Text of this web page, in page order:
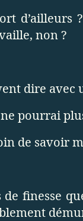
non ?
dire avec
pourrai
de savoir
finesse